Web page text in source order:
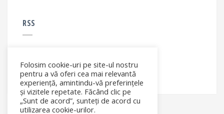
RSS
RSS - articole
Folosim cookie-uri pe site-ul nostru
pentru a vă oferi cea mai relevantă
experiență, amintindu-vă preferințele
și vizitele repetate. Făcând clic pe
„Sunt de acord”, sunteți de acord cu
utilizarea cookie-urilor.